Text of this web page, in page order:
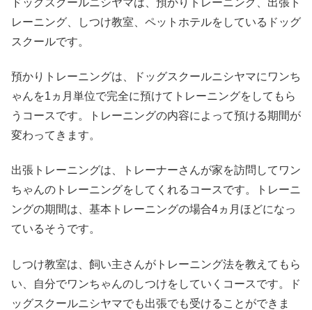
レーニング、しつけ教室、ペットホテルをしているドッグ
スクールです。
預かりトレーニングは、ドッグスクールニシヤマにワンち
ゃんを1ヵ月単位で完全に預けてトレーニングをしてもら
うコースです。トレーニングの内容によって預ける期間が
変わってきます。
出張トレーニングは、トレーナーさんが家を訪問してワン
ちゃんのトレーニングをしてくれるコースです。トレーニ
ングの期間は、基本トレーニングの場合4ヵ月ほどになっ
ているそうです。
しつけ教室は、飼い主さんがトレーニング法を教えてもら
い、自分でワンちゃんのしつけをしていくコースです。ド
ッグスクールニシヤマでも出張でも受けることができま